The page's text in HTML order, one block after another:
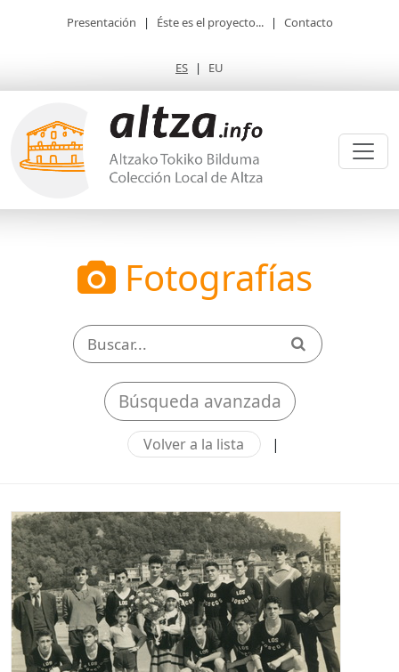
Presentación | Éste es el proyecto... | Contacto
ES | EU
Fotografías
Búsqueda avanzada
Volver a la lista |